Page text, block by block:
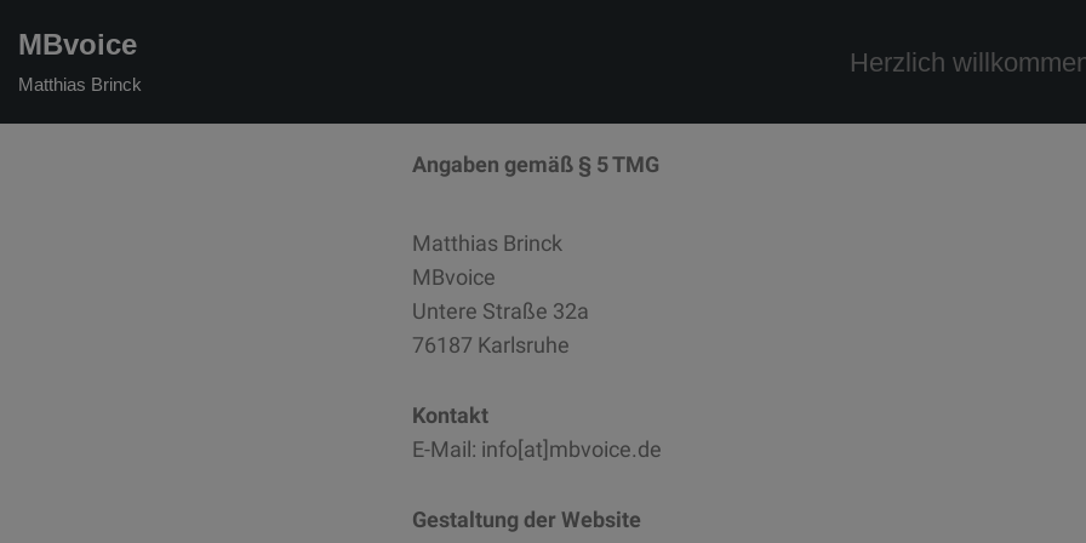
MBvoice
Matthias Brinck
Herzlich
Angaben gemäß § 5 TMG
Matthias Brinck
MBvoice
Untere Straße 32a
76187 Karlsruhe
Kontakt
E-Mail: info[at]mbvoice.de
Gestaltung der Website